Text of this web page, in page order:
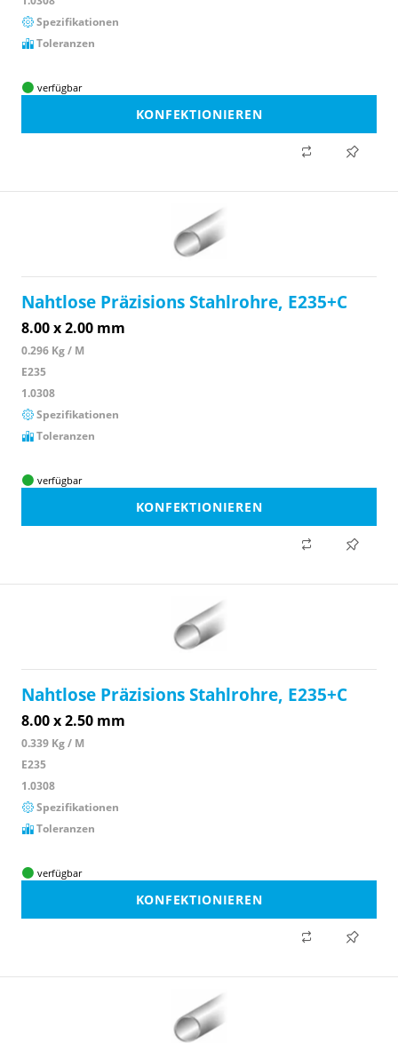
Spezifikationen
Toleranzen
verfügbar
KONFEKTIONIEREN
Nahtlose Präzisions Stahlrohre, E235+C
8.00 x 2.00 mm
0.296 Kg / M
E235
1.0308
Spezifikationen
Toleranzen
verfügbar
KONFEKTIONIEREN
Nahtlose Präzisions Stahlrohre, E235+C
8.00 x 2.50 mm
0.339 Kg / M
E235
1.0308
Spezifikationen
Toleranzen
verfügbar
KONFEKTIONIEREN